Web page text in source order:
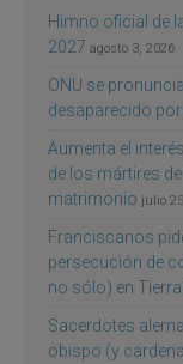
Himno oficial de
2027 agosto 3, 2026
ONU se
desaparecido
Aumenta el
de los mártires
matrimonio julio
Franciscanos
persecución de
no sólo) en
Sacerdotes
obispo (y